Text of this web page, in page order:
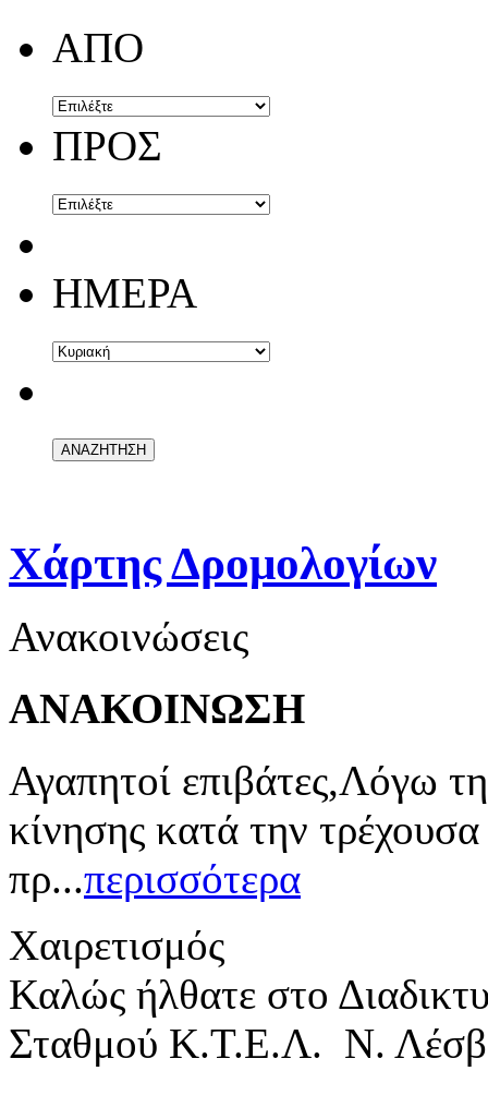
ΑΠΟ
ΠΡΟΣ
ΗΜΕΡΑ
Χάρτης Δρομολογίων
Ανακοινώσεις
ΑΝΑΚΟΙΝΩΣΗ
Αγαπητοί επιβάτες,Λόγω
κίνησης κατά την
πρ...περισσότερα
Χαιρετισμός
Καλώς ήλθατε στο
Σταθμού Κ.Τ.Ε.Λ. Ν.